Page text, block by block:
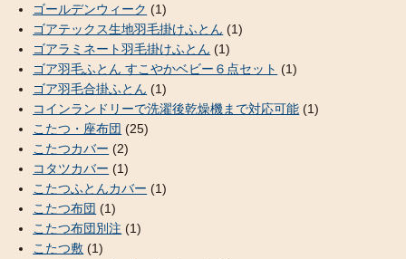
ゴールデンウィーク (1)
ゴアテックス生地羽毛掛けふとん (1)
ゴアラミネート羽毛掛けふとん (1)
ゴア羽毛ふとん すこやかベビー６点セット (1)
ゴア羽毛合掛ふとん (1)
コインランドリーで洗濯後乾燥機まで対応可能 (1)
こたつ・座布団 (25)
こたつカバー (2)
コタツカバー (1)
こたつふとんカバー (1)
こたつ布団 (1)
こたつ布団別注 (1)
こたつ敷 (1)